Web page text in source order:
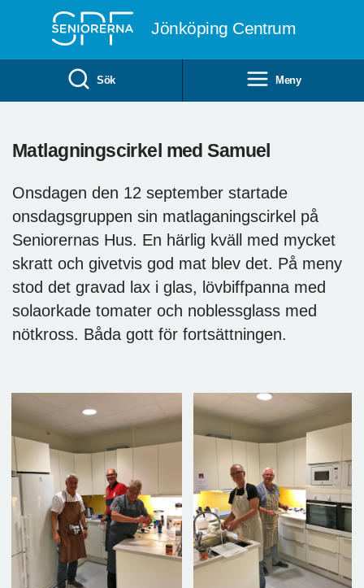
Jönköping Centrum
Sök Meny
Matlagningscirkel med Samuel
Onsdagen den 12 september startade
onsdagsgruppen sin matlaganingscirkel på
Seniorernas Hus. En härlig kväll med mycket
skratt och givetvis god mat blev det. På meny
stod det gravad lax i glas, lövbiffpanna med
solaorkade tomater och noblessglass med
nötkross. Båda gott för fortsättningen.